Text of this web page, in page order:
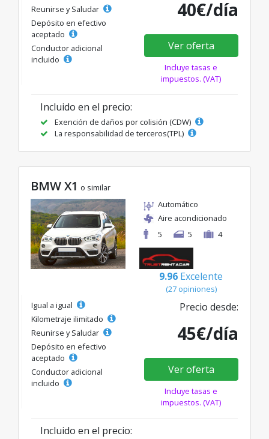
Reunirse y Saludar
Depósito en efectivo
aceptado
Conductor adicional
incluido
40€/día
Ver oferta
Incluye tasas e
impuestos. (VAT)
Incluido en el precio:
Exención de daños por colisión (CDW)
La responsabilidad de terceros(TPL)
BMW X1 o similar
Automático
Aire acondicionado
5
5 4
9.96 Excelente
(27 opiniones)
Igual a igual
Kilometraje ilimitado
Reunirse y Saludar
Depósito en efectivo
aceptado
Conductor adicional
incluido
Precio desde:
45€/día
Ver oferta
Incluye tasas e
impuestos. (VAT)
Incluido en el precio: